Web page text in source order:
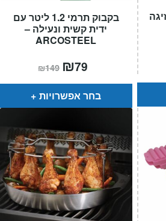
בקבוק תרמי 1.2 ליטר עם
ידית קשית ונעילה –
ARCOSTEEL
₪149 המחיר
המקורי
היה:
₪149.
₪79
הוא:
בחר אפשרויות